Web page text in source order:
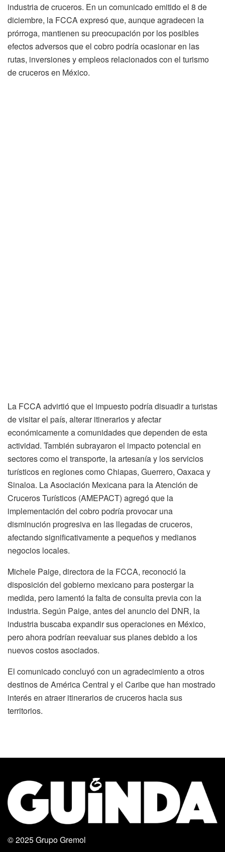
industria de cruceros. En un comunicado emitido el 8 de
diciembre, la FCCA expresó que, aunque agradecen la
prórroga, mantienen su preocupación por los posibles
efectos adversos que el cobro podría ocasionar en las
rutas, inversiones y empleos relacionados con el turismo
de cruceros en México.
La FCCA advirtió que el impuesto podría disuadir a turistas
de visitar el país, alterar itinerarios y afectar
económicamente a comunidades que dependen de esta
actividad. También subrayaron el impacto potencial en
sectores como el transporte, la artesanía y los servicios
turísticos en regiones como Chiapas, Guerrero, Oaxaca y
Sinaloa. La Asociación Mexicana para la Atención de
Cruceros Turísticos (AMEPACT) agregó que la
implementación del cobro podría provocar una
disminución progresiva en las llegadas de cruceros,
afectando significativamente a pequeños y medianos
negocios locales.
Michele Paige, directora de la FCCA, reconoció la
disposición del gobierno mexicano para postergar la
medida, pero lamentó la falta de consulta previa con la
industria. Según Paige, antes del anuncio del DNR, la
industria buscaba expandir sus operaciones en México,
pero ahora podrían reevaluar sus planes debido a los
nuevos costos asociados.
El comunicado concluyó con un agradecimiento a otros
destinos de América Central y el Caribe que han mostrado
interés en atraer itinerarios de cruceros hacia sus
territorios.
© 2025Grupo Gremol